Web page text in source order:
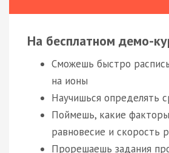
На бесплатном демо-
Сможешь быстро
на ионы
Научишься определять
Поймешь, какие
равновесие и скорость
Прорешаешь задания